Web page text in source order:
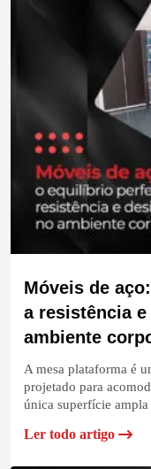
Móveis de
a resistência
ambiente
A mesa plataforma é
projetado para
única superfície
Ler todo artigo